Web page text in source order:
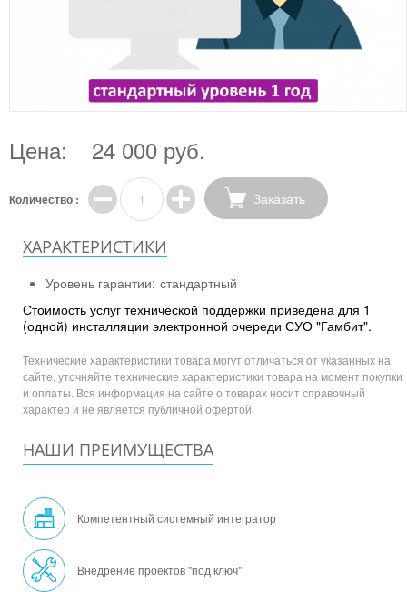
Цена: 24 000 руб.
Количество : Заказать
ХАРАКТЕРИСТИКИ
Уровень гарантии: стандартный
Стоимость услуг технической поддержки приведена для 1
(одной) инсталляции электронной очереди СУО "Гамбит".
Технические характеристики товара могут отличаться от указанных на
сайте, уточняйте технические характеристики товара на момент покупки
и оплаты. Вся информация на сайте о товарах носит справочный
характер и не является публичной офертой.
НАШИ ПРЕИМУЩЕСТВА
Компетентный системный интегратор
Внедрение проектов "под ключ"